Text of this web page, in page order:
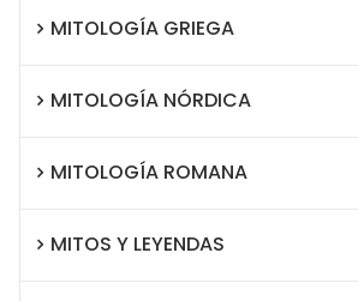
MITOLOGÍA GRIEGA
MITOLOGÍA NÓRDICA
MITOLOGÍA ROMANA
MITOS Y LEYENDAS